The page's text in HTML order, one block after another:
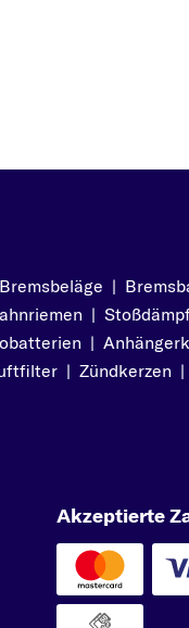
Bremsbeläge |
|
|
| Zündkerzen |
Akzeptierte